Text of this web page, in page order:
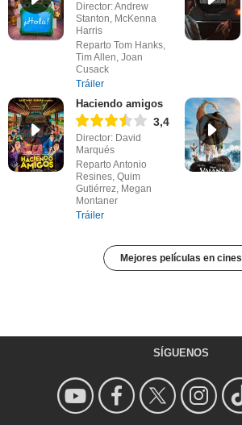
Director: Andrew
Stanton, McKenna
Harris
Reparto Tom Hanks,
Tim Allen, Joan
Cusack
Tráiler
Haciendo amigos
3,4
Director: David
Marqués
Reparto Antonio
Resines, Quim
Gutiérrez, Megan
Montaner
Tráiler
Mejores películas en cines
SÍGUENOS